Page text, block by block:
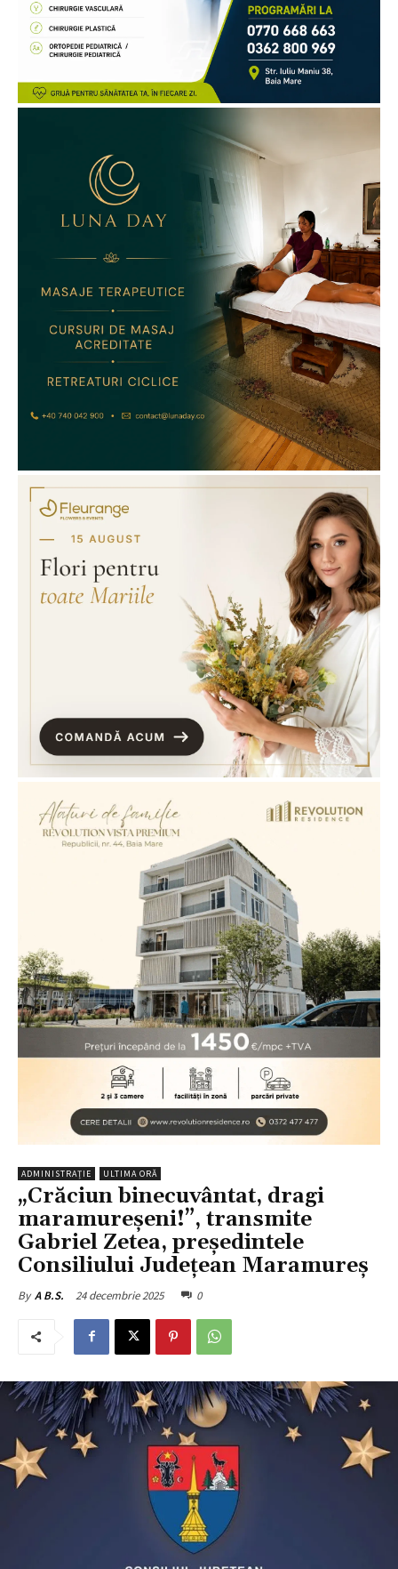
ADMINISTRAȚIE ULTIMA ORĂ
„Crăciun binecuvântat, dragi
maramureșeni!”, transmite
Gabriel Zetea, președintele
Consiliului Județean Maramureș
By A B.S. 24 decembrie 2025 0